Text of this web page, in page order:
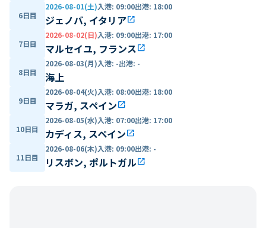
6日目
2026-08-01(土)入港: 09:00出港: 18:00
ジェノバ, イタリアopen_in_new
7日目
2026-08-02(日)入港: 09:00出港: 17:00
マルセイユ, フランスopen_in_new
8日目
2026-08-03(月)入港: -出港: -
海上
9日目
2026-08-04(火)入港: 08:00出港: 18:00
マラガ, スペインopen_in_new
10日目
2026-08-05(水)入港: 07:00出港: 17:00
カディス, スペインopen_in_new
11日目
2026-08-06(木)入港: 09:00出港: -
リスボン, ポルトガルopen_in_new